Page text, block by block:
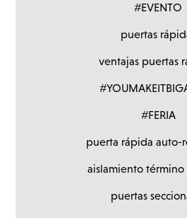
#EVENTO
puertas
ventajas puertas
#FERIA
puerta rápida auto-
aislamiento término
puertas